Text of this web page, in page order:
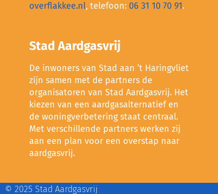
overflakkee.nl, telefoon: 06 31 10 70 91.
Stad Aardgasvrij
De inwoners van Stad aan ’t Haringvliet
zijn samen met de partners de
organisatoren van Stad Aardgasvrij. Het
kiezen van een aardgasalternatief en
de woningverbetering staat centraal.
Met verschillende partners werken zij
aan een plan voor een overstap naar
aardgasvrij.
© 2025 Stad Aardgasvrij